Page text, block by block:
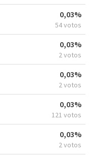
0,03%
54 votos
0,03%
2 votos
0,03%
2 votos
0,03%
121 votos
0,03%
2 votos